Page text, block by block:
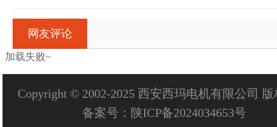
网友评论
加载失败~
Copyright © 2002-2025 西安西玛电机有限公司
备案号： 陕ICP备2024034653号